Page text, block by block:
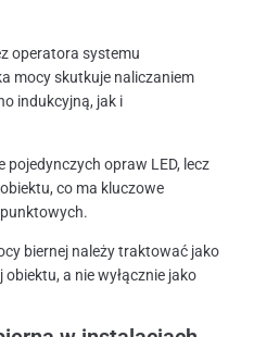
operatora systemu
mocy skutkuje naliczaniem
indukcyjną, jak i
pojedynczych opraw LED, lecz
co ma kluczowe
biernej należy traktować jako
a nie wyłącznie jako